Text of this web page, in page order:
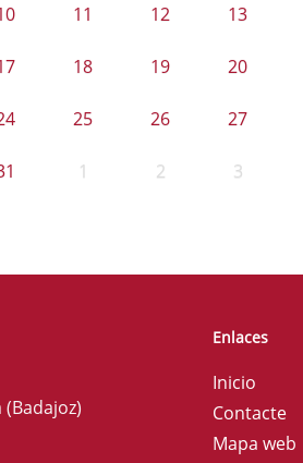
11 12 13
18 19 20
25 26 27
1 2 3
Enlaces
Inicio
Contacte
Mapa web